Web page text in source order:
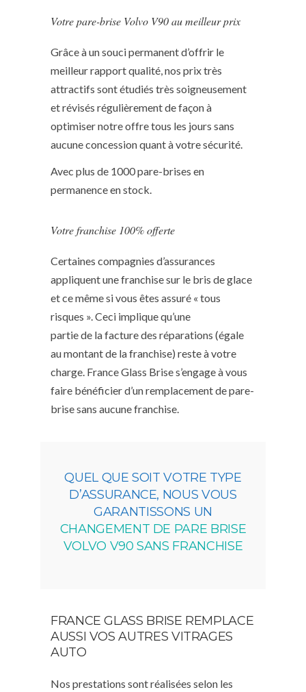
Votre pare-brise Volvo V90 au meilleur prix
Grâce à un souci permanent d’offrir le
meilleur rapport qualité, nos prix très
attractifs sont étudiés très soigneusement
et révisés régulièrement de façon à
optimiser notre offre tous les jours sans
aucune concession quant à votre sécurité.
Avec plus de 1000 pare-brises en
permanence en stock.
Votre franchise 100% offerte
Certaines compagnies d’assurances
appliquent une franchise sur le bris de glace
et ce même si vous êtes assuré « tous
risques ». Ceci implique qu’une
partie de la facture des réparations (égale
au montant de la franchise) reste à votre
charge. France Glass Brise s’engage à vous
faire bénéficier d’un remplacement de pare-
brise sans aucune franchise.
QUEL QUE SOIT VOTRE TYPE
D’ASSURANCE, NOUS VOUS
GARANTISSONS UN
CHANGEMENT DE PARE BRISE
VOLVO V90 SANS FRANCHISE
FRANCE GLASS BRISE REMPLACE
AUSSI VOS AUTRES VITRAGES
AUTO
Nos prestations sont réalisées selon les